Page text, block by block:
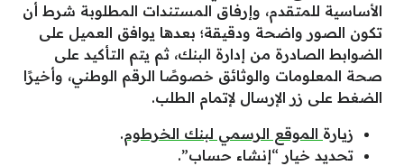
الأساسية للمتقدم، وإرفاق المستندات المطلوبة شرط أن
تكون الصور واضحة ودقيقة؛ بعدها يوافق العميل على
الضوابط الصادرة من إدارة البنك، ثم يتم التأكيد على
صحة المعلومات والوثائق خصوصًا الرقم الوطني، وأخيرًا
الضغط على زر الإرسال لإتمام الطلب.
زيارة الموقع الرسمي لبنك الخرطوم.
تحديد خيار “إنشاء حساب”.